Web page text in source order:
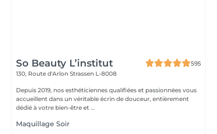
So Beauty L’institut
595
130, Route d'Arlon Strassen L-8008
Depuis 2019, nos esthéticiennes qualifiées et passionnées vous
accueillent dans un véritable écrin de douceur, entièrement
dédié à votre bien-être et ...
Maquillage Soir